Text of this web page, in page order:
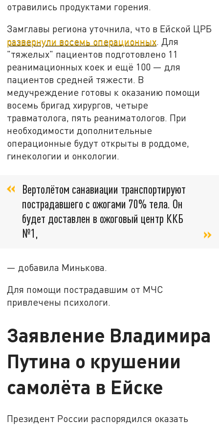
отравились продуктами горения.
Замглавы региона уточнила, что в Ейской ЦРБ
развернули восемь операционных. Для
"тяжелых" пациентов подготовлено 11
реанимационных коек и ещё 100 — для
пациентов средней тяжести. В
медучреждение готовы к оказанию помощи
восемь бригад хирургов, четыре
травматолога, пять реаниматологов. При
необходимости дополнительные
операционные будут открыты в роддоме,
гинекологии и онкологии.
Вертолётом санавиации транспортируют
пострадавшего с ожогами 70% тела. Он
будет доставлен в ожоговый центр ККБ
№1,
— добавила Минькова.
Для помощи пострадавшим от МЧС
привлечены психологи.
Заявление Владимира
Путина о крушении
самолёта в Ейске
Президент России распорядился оказать